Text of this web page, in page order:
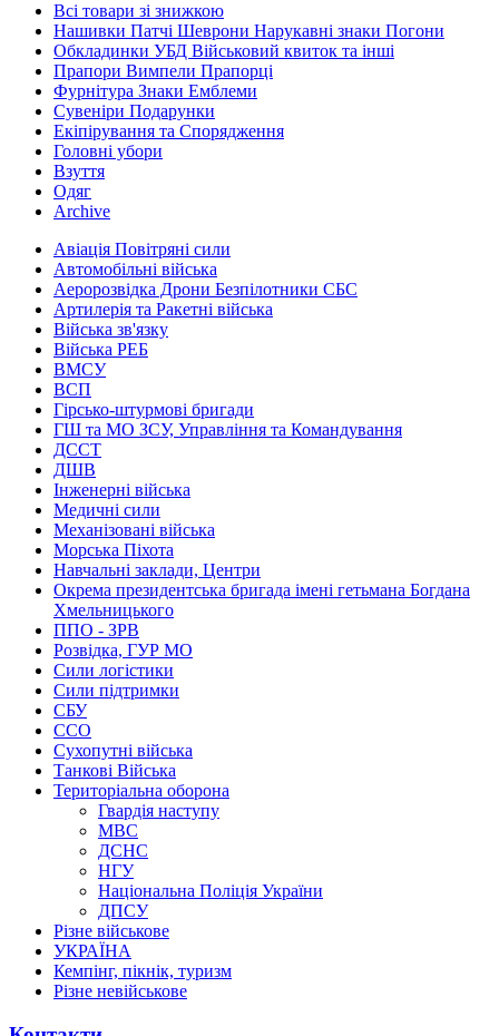
Всі товари зі знижкою
Нашивки Патчі Шеврони Нарукавні знаки Погони
Обкладинки УБД Військовий квиток та інші
Прапори Вимпели Прапорці
Фурнітура Знаки Емблеми
Сувеніри Подарунки
Екіпірування та Спорядження
Головні убори
Взуття
Одяг
Archive
Авіація Повітряні сили
Автомобільні війська
Аеророзвідка Дрони Безпілотники СБС
Артилерія та Ракетні війська
Війська зв'язку
Війська РЕБ
ВМСУ
ВСП
Гірсько-штурмові бригади
ГШ та МО ЗСУ, Управління та Командування
ДССТ
ДШВ
Інженерні війська
Медичні сили
Механізовані війська
Морська Піхота
Навчальні заклади, Центри
Окрема президентська бригада імені гетьмана Богдана
Хмельницького
ППО - ЗРВ
Розвідка, ГУР МО
Сили логістики
Сили підтримки
СБУ
ССО
Сухопутні війська
Танкові Війська
Територіальна оборона
Гвардія наступу
МВС
ДСНС
НГУ
Національна Поліція України
ДПСУ
Різне військове
УКРАЇНА
Кемпінг, пікнік, туризм
Різне невійськове